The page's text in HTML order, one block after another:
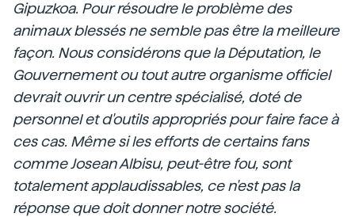
Gipuzkoa. Pour résoudre le problème des
animaux blessés ne semble pas être la meilleure
façon. Nous considérons que la Députation, le
Gouvernement ou tout autre organisme officiel
devrait ouvrir un centre spécialisé, doté de
personnel et d'outils appropriés pour faire face à
ces cas. Même si les efforts de certains fans
comme Josean Albisu, peut-être fou, sont
totalement applaudissables, ce n'est pas la
réponse que doit donner notre société.